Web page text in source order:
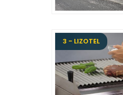
3 - LIZOTEL